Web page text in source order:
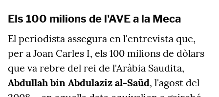
Els 100 milions de l'AVE a la Meca
El periodista assegura en l'entrevista que,
per a Joan Carles I, els 100 milions de dòlars
que va rebre del rei de l'Aràbia Saudita,
Abdullah bin Abdulaziz al-Saüd, l'agost del